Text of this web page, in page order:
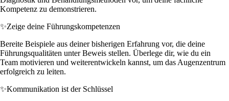
Kompetenz zu demonstrieren.
✨Zeige deine Führungskompetenzen
Bereite Beispiele aus deiner bisherigen Erfahrung vor, die deine
Führungsqualitäten unter Beweis stellen. Überlege dir, wie du ein
Team motivieren und weiterentwickeln kannst, um das Augenzentrum
erfolgreich zu leiten.
✨Kommunikation ist der Schlüssel